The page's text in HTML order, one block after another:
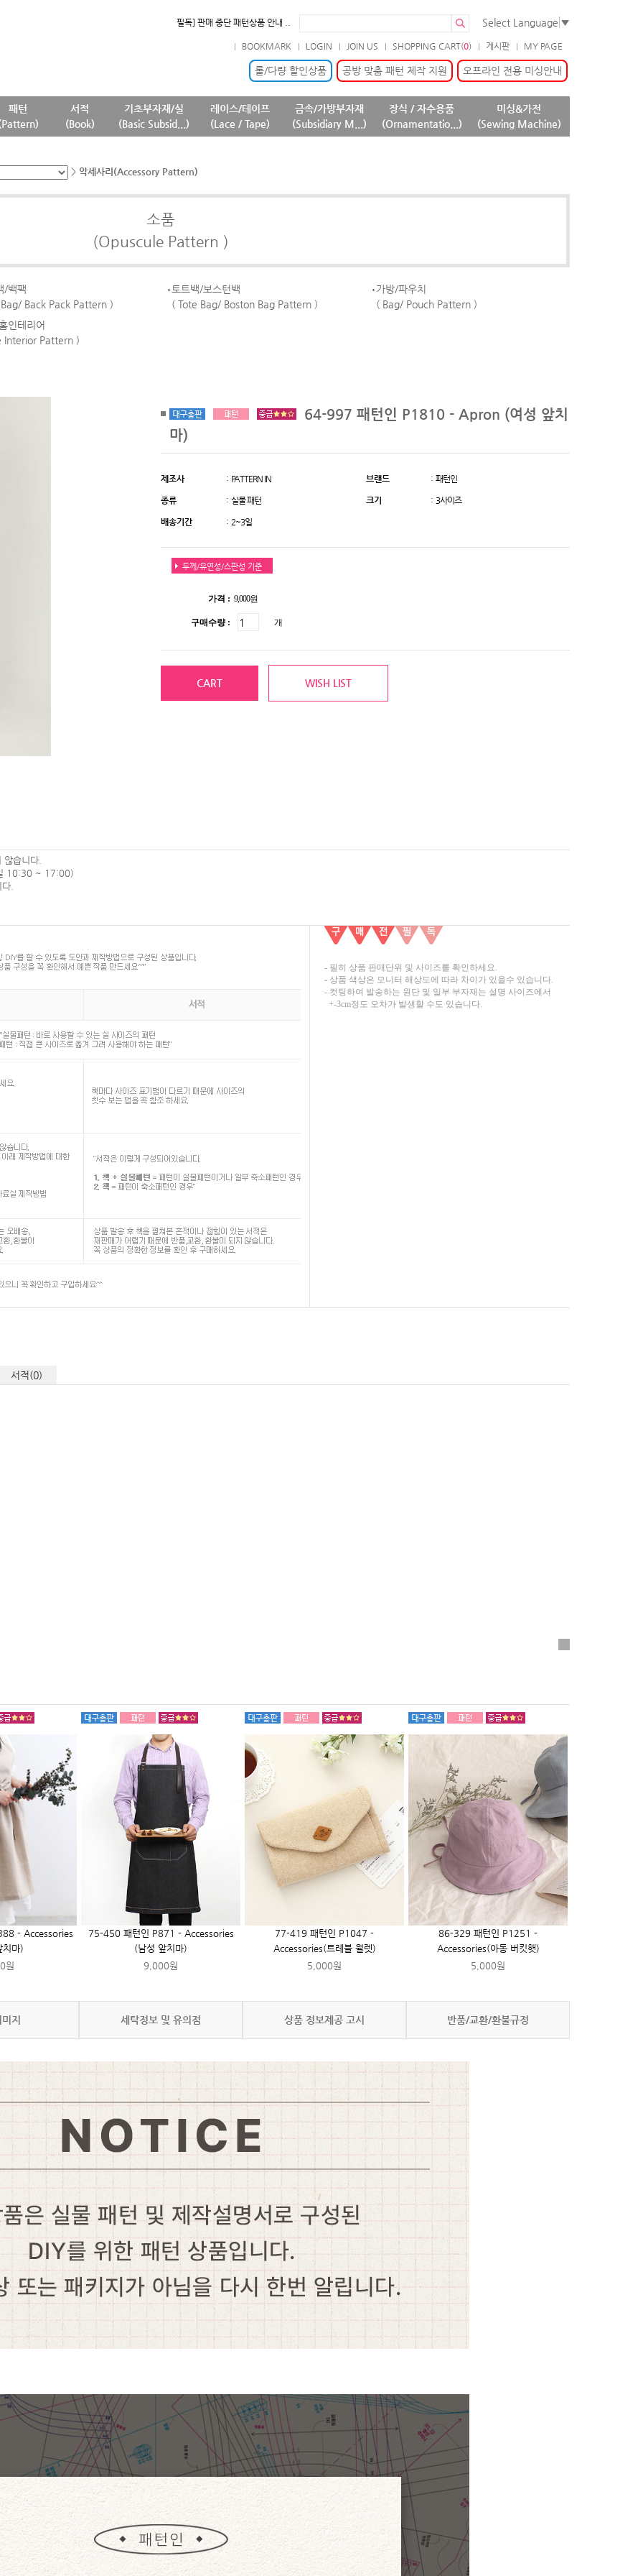
필독] 판매 중단 패턴상품 안내 ..
필독] 원단 판매가격 변경 안내 ..
확인] 7월 신규 등록상품 안내..
Select Language ▼
MY PAGE
게시판
SHOPPING CART(0)
JOIN US
LOGIN
BOOKMARK
오프라인 전용 미싱안내
공방 맞춤 패턴 제작 지원
롤/다량 할인상품
패턴
서적
(Book)
기초부자재/실
(Basic Subsid...)
레이스/테이프
(Lace / Tape)
금속/가방부자재
(Subsidiary M...)
장식 / 자수용품
(Ornamentatio...)
미싱&가전
(Sewing Machine)
> 악세사리(Accessory Pattern)
소품
(Opuscule Pattern )
/백팩
Back Pack Pattern )
토트백/보스턴백
( Tote Bag/ Boston Bag Pattern )
가방/파우치
( Bag/ Pouch Pattern )
인테리어
Interior Pattern )
64-997 패턴인 P1810 - Apron (여성 앞치
마)
제조사 : PATTERN IN 브랜드 : 패턴인
종류 : 실물 패턴 크기 : 3사이즈
배송기간 : 2~3일
두께/유연성/스판성 기준
가격 : 9,000원
구매수량 : 개
CART WISH LIST
습니다.
10:30 ~ 17:00)
.
- 필히 상품 판매단위 및 사이즈를 확인하세요.
- 상품 색상은 모니터 해상도에 따라 차이가 있을수 있습니다.
- 컷팅하여 발송하는 원단 및 일부 부자재는 설명 사이즈에서
+-3cm정도 오차가 발생할 수도 있습니다.
서적(0)
- Accessories
치마)
원
75-450 패턴인 P871 - Accessories
(남성 앞치마)
9,000원
77-419 패턴인 P1047 -
Accessories(트레블 월렛)
5,000원
86-329 패턴인 P1251 -
Accessories(아동 버킷햇)
5,000원
지 세탁정보 및 유의점 상품 정보제공 고시 반품/교환/환불규정